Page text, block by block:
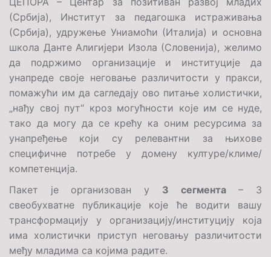
(Србија), Институт за педагошка истраживања
(Србија), удружење Униамоћи (Италија) и основна
школа Данте Алигијери Изола (Словенија), желимо
да подржимо организације и институције да
унапреде своје неговање различитости у пракси,
помажући им да сагледају ово питање холистички,
„нађу свој пут“ кроз могућности које им се нуде,
тако да могу да се крећу ка оним ресурсима за
унапређење који су релевантни за њихове
специфичне потребе у домену културе/климе/
компетенција.
Пакет је организован у 3 сегмента– 3
свеобухватне публикације које ће водити вашу
трансформацију у организацију/институцију која
има холистички приступ неговању различитости
међу младима са којима радите.